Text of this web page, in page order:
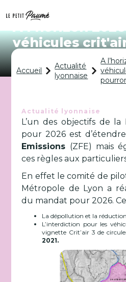
A l’horizon
véhicules
pourront rouler
Accueil
Actualité
lyonnaise
A
Actualité lyonnaise
L’un des objectifs de
pour 2026 est
Emissions (ZFE) mais
ces règles aux
En effet le comité de
Métropole de Lyon a
du mandat pour 2026.
La dépollution et la
L’interdiction pour les
vignette Crit’air 3 de
2021.